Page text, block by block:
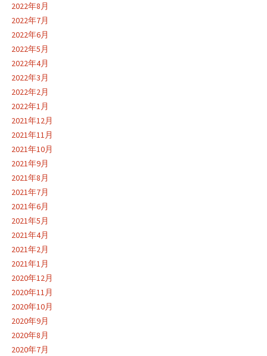
2022年8月
2022年7月
2022年6月
2022年5月
2022年4月
2022年3月
2022年2月
2022年1月
2021年12月
2021年11月
2021年10月
2021年9月
2021年8月
2021年7月
2021年6月
2021年5月
2021年4月
2021年2月
2021年1月
2020年12月
2020年11月
2020年10月
2020年9月
2020年8月
2020年7月